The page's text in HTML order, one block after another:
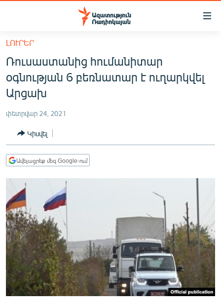
Մատչելիության
հիմնական
բովանդակությանը
Անցնել
հիմնական
մենյուին
ՔԱՂԱՔԱԿԱՆ
ՀԱՍԱՐԱԿՈՒԹՅՈՒՆ
ՏՆՏԵՍՈՒԹՅՈՒՆ
ՂԱՐԱԲԱՂ
ՊԱՏԵՐԱԶՄԻ 6 ՇԱԲԱԹՆԵՐԸ
ՏԱՐԱԾԱՇՐՋԱՆ
ՄԻՋԱԶԳԱՅԻՆ
ՄՇԱԿՈՒՅԹ
ՍՊՈՐՏ
ՄԵԿՆԱԲԱՆՈՒԹՅՈՒՆ
ԼՈՒՐԵՐ
Ռուսաստանից հումանիտար
օգնության 6 բեռնատար է ուղարկվել
Արցախ
փետրվար 24, 2021
Կիսվել
Ավելացրեք մեզ Google-ում